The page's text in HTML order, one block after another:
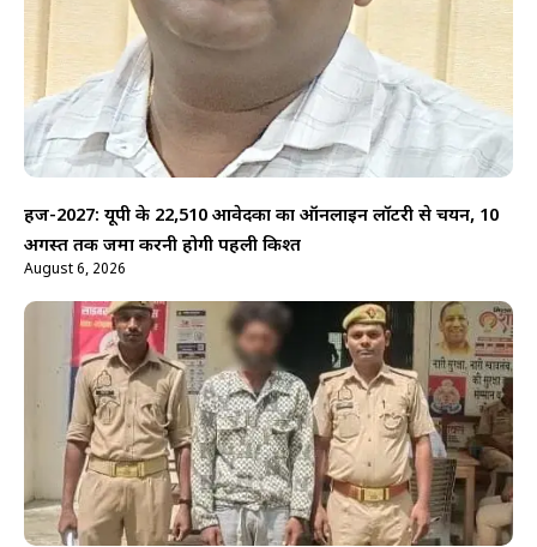
हज-2027: यूपी के 22,510 आवेदकों का ऑनलाइन लॉटरी से चयन, 10
अगस्त तक जमा करनी होगी पहली किश्त
August 6, 2026